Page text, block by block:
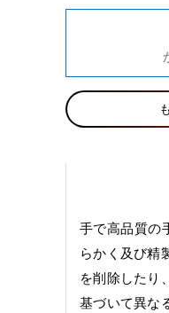
手で高品質の
らかく及び精
を削除したり
基づいて異な